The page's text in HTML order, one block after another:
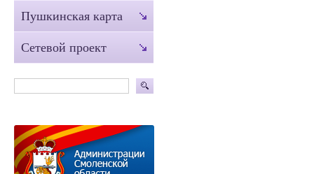
Пушкинская карта
Сетевой проект